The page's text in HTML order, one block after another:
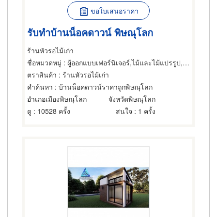
ขอใบเสนอราคา
รับทำบ้านน็อคดาวน์ พิษณุโลก
ร้านหัวรอไม้เก่า
ชื่อหมวดหมู่ : ผู้ออกแบบเฟอร์นิเจอร์,ไม้และไม้แปรรูป,รับสร้างบ้านทรงไทย
ตราสินค้า : ร้านหัวรอไม้เก่า
คำค้นหา : บ้านน็อคดาวน์ราคาถูกพิษณุโลก
อำเภอเมืองพิษณุโลก
จังหวัดพิษณุโลก
ดู : 10528 ครั้ง สนใจ : 1 ครั้ง